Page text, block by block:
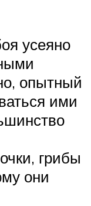
усеяно
опытный
ими
грибы
они